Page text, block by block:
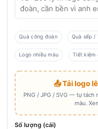
Quà công đoàn Quà sếp /
Logo nhiều màu Tiết kiệm
📤 Tải logo
PNG / JPG / SVG — tự tách
màu.
Số lượng (cái)